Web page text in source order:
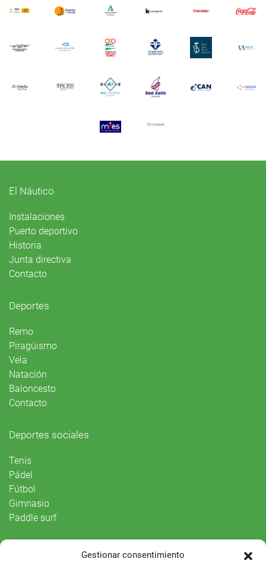
Gestionar consentimiento
El Náutico
Instalaciones
Puerto deportivo
Historia
Junta directiva
Contacto
Deportes
Remo
Piragüismo
Vela
Natación
Baloncesto
Contacto
Deportes sociales
Tenis
Pádel
Fútbol
Gimnasio
Paddle surf